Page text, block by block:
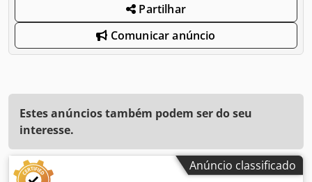
Partilhar
Comunicar anúncio
Estes anúncios também podem ser do seu
interesse.
Anúncio classificado